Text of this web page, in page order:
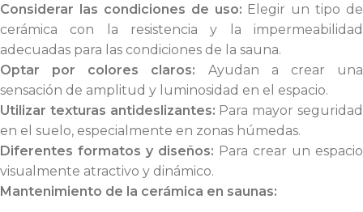
Considerar las condiciones de uso: Elegir un tipo de
cerámica con la resistencia y la impermeabilidad
adecuadas para las condiciones de la sauna.
Optar por colores claros: Ayudan a crear una
sensación de amplitud y luminosidad en el espacio.
Utilizar texturas antideslizantes: Para mayor seguridad
en el suelo, especialmente en zonas húmedas.
Diferentes formatos y diseños: Para crear un espacio
visualmente atractivo y dinámico.
Mantenimiento de la cerámica en saunas: